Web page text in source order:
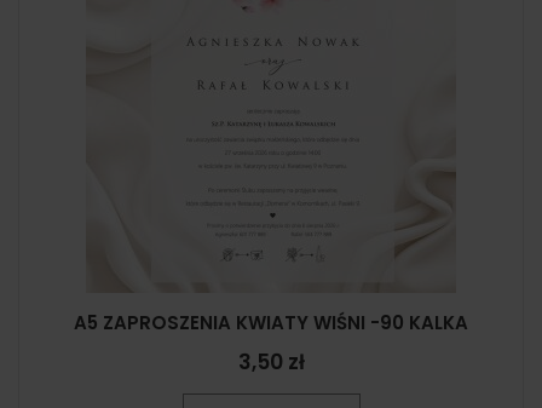
A5 ZAPROSZENIA KWIATY WIŚNI -90 KALKA
3,50 zł